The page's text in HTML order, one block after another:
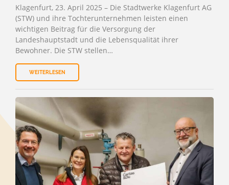
Klagenfurt, 23. April 2025 – Die Stadtwerke Klagenfurt AG
(STW) und ihre Tochterunternehmen leisten einen
wichtigen Beitrag für die Versorgung der
Landeshauptstadt und die Lebensqualität ihrer
Bewohner. Die STW stellen…
WEITERLESEN